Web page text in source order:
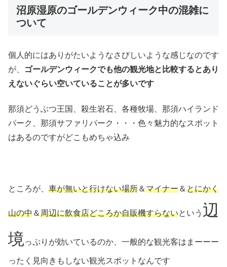
沼原湿原のゴールデンウィーク中の混雑に
ついて
個人的にはありがたいようなさびしいような感じなのです
が、
ゴールデンウィークでも他の観光地と比較するとあり
えないぐらい空いていることが多いです
那須どうぶつ王国、殺生岩石、各種牧場、那須ハイランド
パーク、那須サファリパーク・・・色々魅力的なスポット
はあるのですがどこもめちゃ込み
ところが、 車が無いと行けない場所＆マイナー＆とにかく
山の中＆周辺に飲食店どころか自販機すらないという 辺
境っぷりが効いているのか、一般的な観光客はまーーー
ったく見向きもしない観光スポットなんです